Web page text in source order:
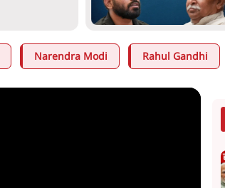
Narendra Modi Rahul Gandhi